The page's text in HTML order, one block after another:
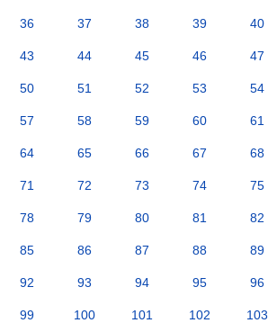
36 37 38 39 40
43 44 45 46 47
50 51 52 53 54
57 58 59 60 61
64 65 66 67 68
71 72 73 74 75
78 79 80 81 82
85 86 87 88 89
92 93 94 95 96
99 100 101 102 103